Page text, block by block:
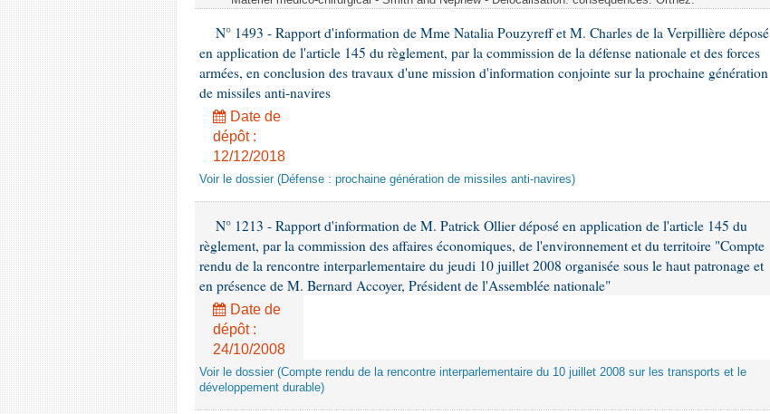
N° 1493 - Rapport d'information de Mme Natalia Pouzyreff et M. Charles de la Verpillière déposé
en application de l'article 145 du règlement, par la commission de la défense nationale et des forces
armées, en conclusion des travaux d'une mission d'information conjointe sur la prochaine génération
de missiles anti-navires
Date de
dépôt :
12/12/2018
Voir le dossier (Défense : prochaine génération de missiles anti-navires)
N° 1213 - Rapport d'information de M. Patrick Ollier déposé en application de l'article 145 du
règlement, par la commission des affaires économiques, de l'environnement et du territoire "Compte
rendu de la rencontre interparlementaire du jeudi 10 juillet 2008 organisée sous le haut patronage et
en présence de M. Bernard Accoyer, Président de l'Assemblée nationale"
Date de
dépôt :
24/10/2008
Voir le dossier (Compte rendu de la rencontre interparlementaire du 10 juillet 2008 sur les transports et le
développement durable)